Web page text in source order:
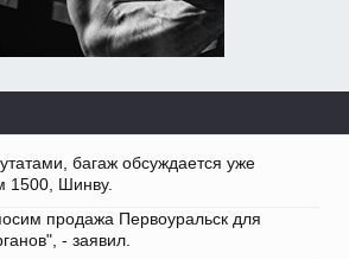
багаж обсуждается уже
1500, Шинву.
продажа Первоуральск для
- заявил.